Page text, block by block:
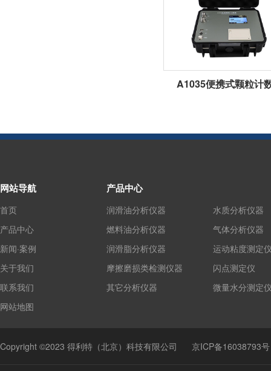
A1035便携式颗粒计
网站导航
首页
产品中心
新闻·案例
关于我们
联系我们
网站地图
产品中心
润滑油分析仪器
燃料油分析仪器
润滑脂分析仪器
摩擦磨损类检测仪器
其它分析仪器
水质分析仪器
气体分析仪器
运动粘度测定
闪点测定仪
微量水分测定
Copyright ©2023 得利特（北京）科技有限公司 京ICP备16038793号